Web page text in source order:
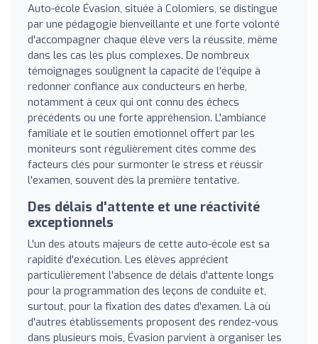
Auto-école Évasion, située à Colomiers, se distingue
par une pédagogie bienveillante et une forte volonté
d'accompagner chaque élève vers la réussite, même
dans les cas les plus complexes. De nombreux
témoignages soulignent la capacité de l'équipe à
redonner confiance aux conducteurs en herbe,
notamment à ceux qui ont connu des échecs
précédents ou une forte appréhension. L'ambiance
familiale et le soutien émotionnel offert par les
moniteurs sont régulièrement cités comme des
facteurs clés pour surmonter le stress et réussir
l'examen, souvent dès la première tentative.
Des délais d'attente et une réactivité
exceptionnels
L'un des atouts majeurs de cette auto-école est sa
rapidité d'exécution. Les élèves apprécient
particulièrement l'absence de délais d'attente longs
pour la programmation des leçons de conduite et,
surtout, pour la fixation des dates d'examen. Là où
d'autres établissements proposent des rendez-vous
dans plusieurs mois, Évasion parvient à organiser les